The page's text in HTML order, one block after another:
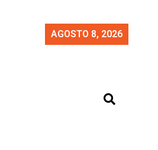
AGOSTO 8, 2026